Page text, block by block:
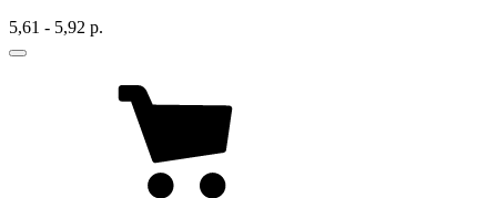
5,61 - 5,92 р.